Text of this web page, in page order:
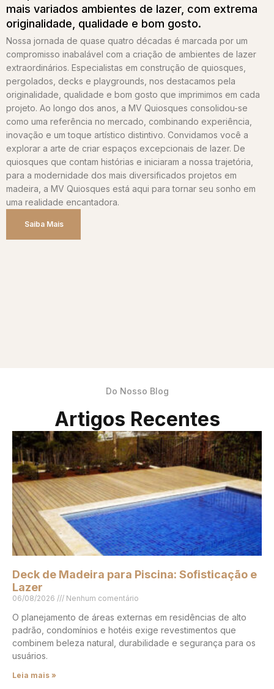
mais variados ambientes de lazer, com extrema
originalidade, qualidade e bom gosto.
Nossa jornada de quase quatro décadas é marcada por um
compromisso inabalável com a criação de ambientes de lazer
extraordinários. Especialistas em construção de quiosques,
pergolados, decks e playgrounds, nos destacamos pela
originalidade, qualidade e bom gosto que imprimimos em cada
projeto. Ao longo dos anos, a MV Quiosques consolidou-se
como uma referência no mercado, combinando experiência,
inovação e um toque artístico distintivo. Convidamos você a
explorar a arte de criar espaços excepcionais de lazer. De
quiosques que contam histórias e iniciaram a nossa trajetória,
para a modernidade dos mais diversificados projetos em
madeira, a MV Quiosques está aqui para tornar seu sonho em
uma realidade encantadora.
Saiba Mais
Do Nosso Blog
Artigos Recentes
Deck de Madeira para Piscina: Sofisticação e
Lazer
06/08/2026 Nenhum comentário
O planejamento de áreas externas em residências de alto
padrão, condomínios e hotéis exige revestimentos que
combinem beleza natural, durabilidade e segurança para os
usuários.
Leia mais »